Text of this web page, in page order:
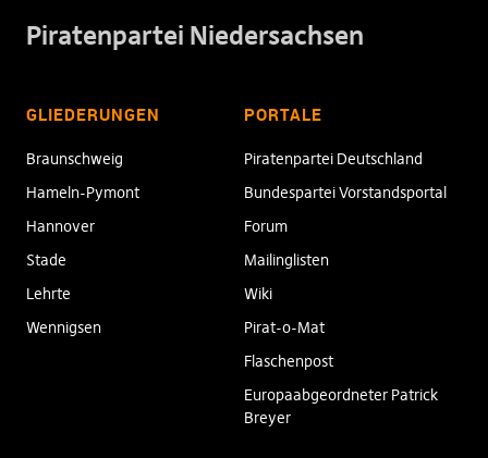
Piratenpartei Niedersachsen
GLIEDERUNGEN
Braunschweig
Hameln-Pymont
Hannover
Stade
Lehrte
Wennigsen
PORTALE
Piratenpartei Deutschland
Bundespartei Vorstandsportal
Forum
Mailinglisten
Wiki
Pirat-o-Mat
Flaschenpost
Europaabgeordneter Patrick
Breyer